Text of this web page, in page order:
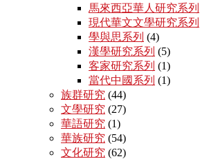
馬來西亞華人研究系列
現代華文文學研究系列
學與思系列 (4)
漢學研究系列 (5)
客家研究系列 (1)
當代中國系列 (1)
族群研究 (44)
文學研究 (27)
華語研究 (1)
華族研究 (54)
文化研究 (62)